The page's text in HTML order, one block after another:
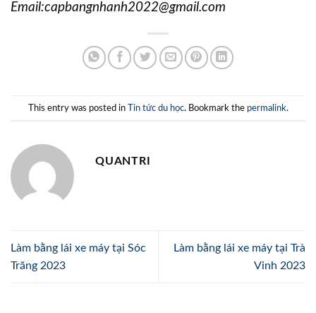
Email:capbangnhanh2022@gmail.com
This entry was posted in Tin tức du học. Bookmark the permalink.
QUANTRI
Làm bằng lái xe máy tại Sóc
Trăng 2023
Làm bằng lái xe máy tại Trà
Vinh 2023